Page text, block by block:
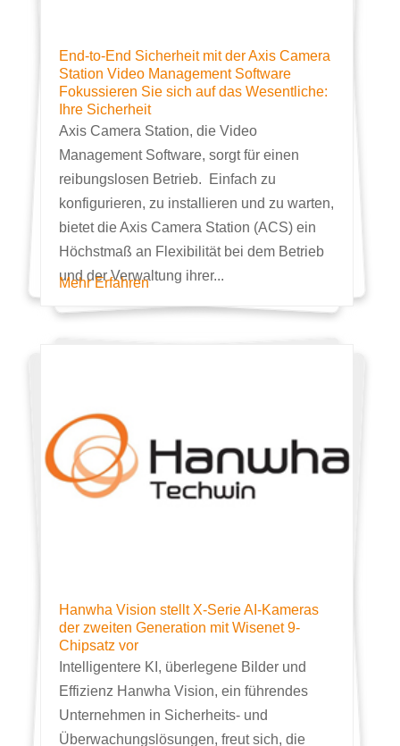
End-to-End Sicherheit mit der Axis Camera
Station Video Management Software
Fokussieren Sie sich auf das Wesentliche:
Ihre Sicherheit
Axis Camera Station, die Video
Management Software, sorgt für einen
reibungslosen Betrieb. Einfach zu
konfigurieren, zu installieren und zu warten,
bietet die Axis Camera Station (ACS) ein
Höchstmaß an Flexibilität bei dem Betrieb
und der Verwaltung ihrer...
Mehr Erfahren
Hanwha Vision stellt X-Serie AI-Kameras
der zweiten Generation mit Wisenet 9-
Chipsatz vor
Intelligentere KI, überlegene Bilder und
Effizienz Hanwha Vision, ein führendes
Unternehmen in Sicherheits- und
Überwachungslösungen, freut sich, die